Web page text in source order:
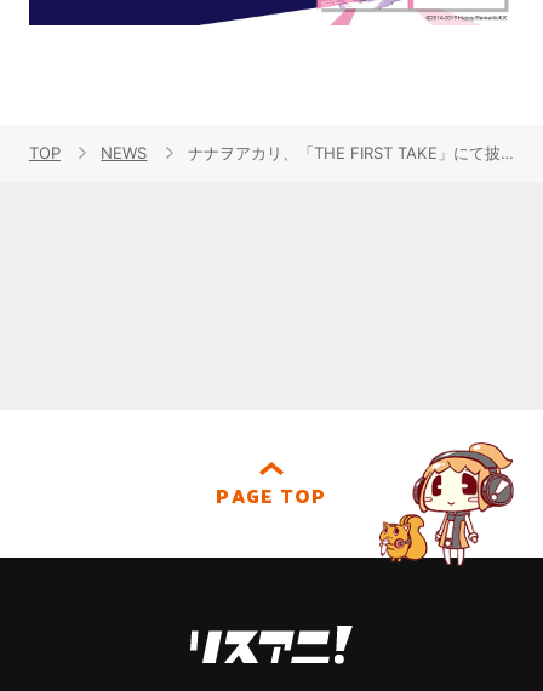
TOP NEWS ナナヲアカリ、「THE FIRST TAKE」にて披露した「チューリングラブ feat. Sou – From THE FIRST TAKE」「明日の私に幸あれ- From THE FIRST TAKE」の2曲の連続配信リリースが決定！
PAGE TOP